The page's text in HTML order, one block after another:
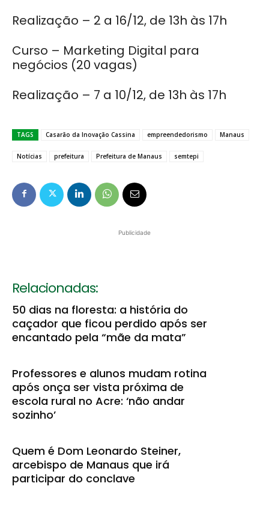
Realização – 2 a 16/12, de 13h às 17h
Curso – Marketing Digital para
negócios (20 vagas)
Realização – 7 a 10/12, de 13h às 17h
TAGS Casarão da Inovação Cassina empreendedorismo Manaus
Notícias prefeitura Prefeitura de Manaus semtepi
Publicidade
Relacionadas:
50 dias na floresta: a história do
caçador que ficou perdido após ser
encantado pela “mãe da mata”
Professores e alunos mudam rotina
após onça ser vista próxima de
escola rural no Acre: ‘não andar
sozinho’
Quem é Dom Leonardo Steiner,
arcebispo de Manaus que irá
participar do conclave